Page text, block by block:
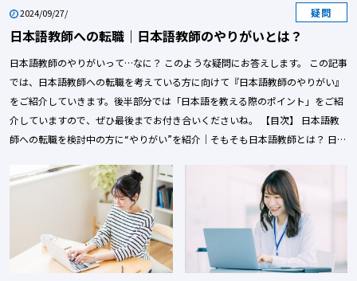
2024/09/27/ 疑問
日本語教師への転職｜日本語教師のやりがいとは？
日本語教師のやりがいって…なに？ このような疑問にお答えします。 この記事
では、日本語教師への転職を考えている方に向けて『日本語教師のやりがい』
をご紹介していきます。後半部分では「日本語を教える際のポイント」をご紹
介していますので、ぜひ最後までお付き合いくださいね。 【目次】 日本語教
師への転職を検討中の方に“やりがい”を紹介｜そもそも日本語教師とは？ 日本
は？ 日本語教師への転職を検討中の方に“やりがい”を紹介｜日本語を教える際
のポイント 日本語教師への転職を検討中の方に“やりがい”を紹介｜転職を考え
日本語教師とは？ まずは、「日本語教師」について説明します。日本語教師
は、日本語を教える教師です。具体的には、日本語を母語としない外国人に対
して、日本語や日本の歴史、文化、社会、流行を伝え、時には進学や生活など